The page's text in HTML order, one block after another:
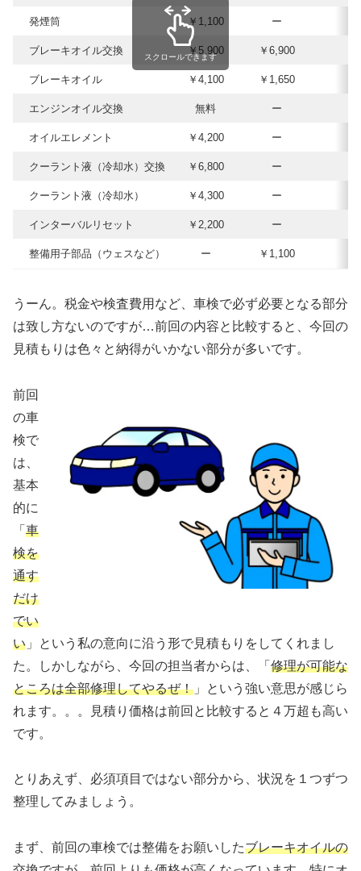
発煙筒 ￥1,100 ー
ブレーキオイル交換 ￥5,900 ￥6,900
ブレーキオイル ￥4,100 ￥1,650
エンジンオイル交換 無料 ー
オイルエレメント ￥4,200 ー
クーラント液（冷却水）交換 ￥6,800 ー
クーラント液（冷却水） ￥4,300 ー
インターバルリセット ￥2,200 ー
整備用子部品（ウェスなど） ー ￥1,100
スクロールできます
うーん。税金や検査費用など、車検で必ず必要となる部分
は致し方ないのですが…前回の内容と比較すると、今回の
見積もりは色々と納得がいかない部分が多いです。
前回
の車
検で
は、
基本
的に
「 車
検を
通す
だけ
でい
い 」という私の意向に沿う形で見積もりをしてくれまし
た。しかしながら、今回の担当者からは、「 修理が可能な
ところは全部修理してやるぜ！ 」という強い意思が感じら
れます。。。見積り価格は前回と比較すると４万超も高い
です。
とりあえず、必須項目ではない部分から、状況を１つずつ
整理してみましょう。
まず、前回の車検では整備をお願いしたブレーキオイルの